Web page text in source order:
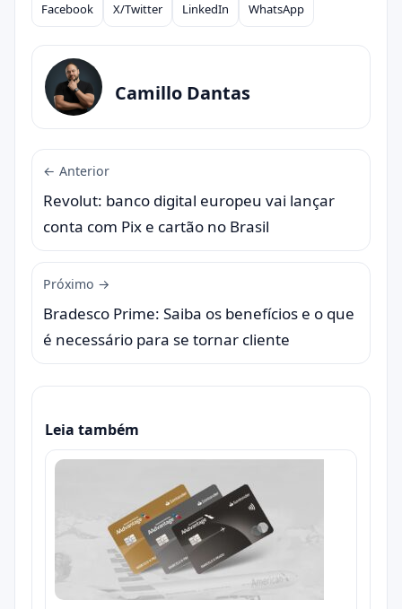
Compartilhar
Facebook X/Twitter LinkedIn WhatsApp
Camillo Dantas
← Anterior
Revolut: banco digital europeu vai lançar
conta com Pix e cartão no Brasil
Próximo →
Bradesco Prime: Saiba os benefícios e o que
é necessário para se tornar cliente
Leia também